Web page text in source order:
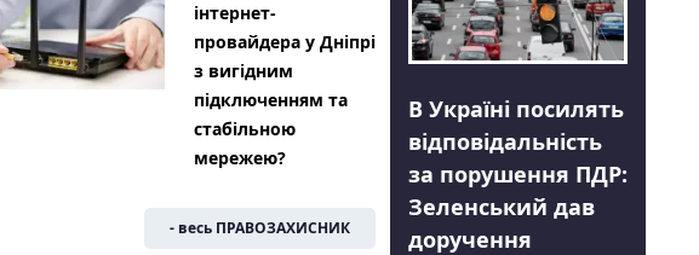
інтернет-
провайдера у Дніпрі
з вигідним
підключенням та
стабільною
мережею?
- весь ПРАВОЗАХИСНИК
В Україні посилять
відповідальність
за порушення ПДР:
Зеленський дав
доручення